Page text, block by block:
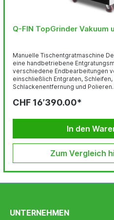
Q-FIN TopGrinder Vakuum
Manuelle Tischentgratmaschine
eine handbetriebene
verschiedene Endbearbeitungen
einschließlich Entgraten,
Schlackenentfernung und
geringen Kosten durchführen. Mit
hochwertige Verrundungen zu
abzuschleifen und sogar auf
TopGrinder ist ergonomisch
CHF 16’390.00*
In den
Zum Vergleich
UNTERNEHMEN